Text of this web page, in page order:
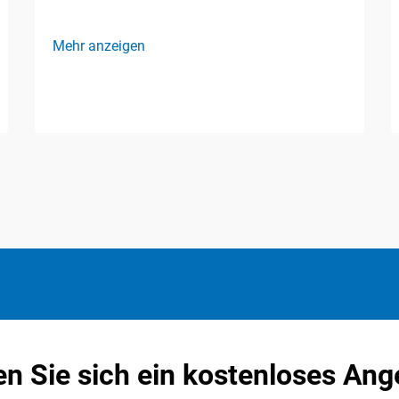
Mehr anzeigen
Sie sich ein kostenloses